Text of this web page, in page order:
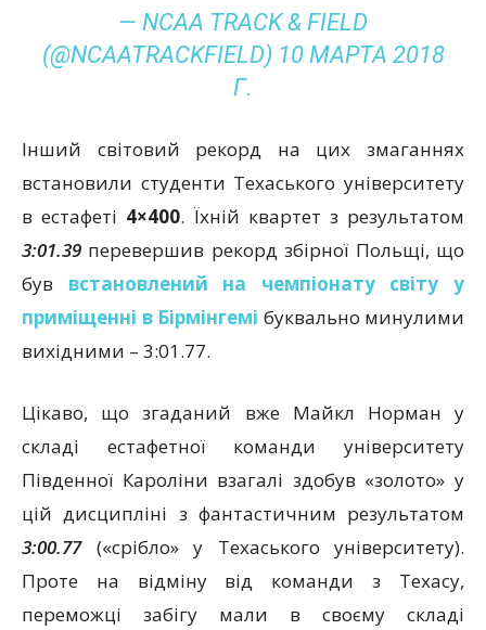
— NCAA TRACK & FIELD
(@NCAATRACKFIELD) 10 МАРТА 2018
Г.
Інший світовий рекорд на цих змаганнях
встановили студенти Техаського університету
в естафеті 4×400. Їхній квартет з результатом
3:01.39 перевершив рекорд збірної Польщі, що
був встановлений на чемпіонату світу у
приміщенні в Бірмінгемі буквально минулими
вихідними – 3:01.77.
Цікаво, що згаданий вже Майкл Норман у
складі естафетної команди університету
Південної Кароліни взагалі здобув «золото» у
цій дисципліні з фантастичним результатом
3:00.77 («срібло» у Техаського університету).
Проте на відміну від команди з Техасу,
переможці забігу мали в своєму складі